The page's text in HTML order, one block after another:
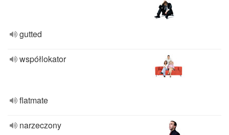
gutted
współlokator
flatmate
narzeczony